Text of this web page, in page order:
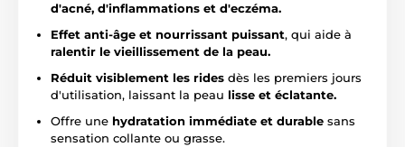
d'acné, d'inflammations et d'eczéma.
Effet anti-âge et nourrissant puissant, qui aide à
ralentir le vieillissement de la peau.
Réduit visiblement les rides dès les premiers jours
d'utilisation, laissant la peau lisse et éclatante.
Offre une hydratation immédiate et durable sans
sensation collante ou grasse.